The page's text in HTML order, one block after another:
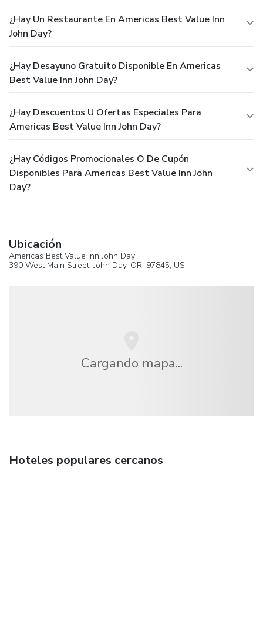
¿Hay Un Restaurante En Americas Best Value Inn
John Day?
¿Hay Desayuno Gratuito Disponible En Americas
Best Value Inn John Day?
¿Hay Descuentos U Ofertas Especiales Para
Americas Best Value Inn John Day?
¿Hay Códigos Promocionales O De Cupón
Disponibles Para Americas Best Value Inn John
Day?
Ubicación
Americas Best Value Inn John Day
390 West Main Street,John Day, OR, 97845, US
Cargando mapa...
Hoteles populares cercanos